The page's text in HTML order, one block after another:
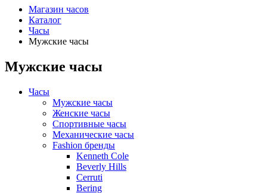
Магазин часов
Каталог
Часы
Мужские часы
Мужские часы
Часы
Мужские часы
Женские часы
Спортивные часы
Механические часы
Fashion бренды
Kenneth Cole
Beverly Hills
Cerruti
Bering